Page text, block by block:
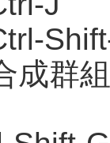
成群